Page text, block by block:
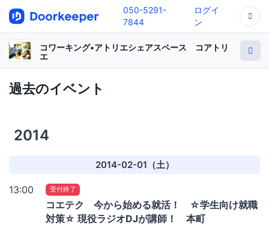
050-5291-
7844
ログイ
ン
コワーキング•アトリエシェアスペース コアトリ
エ
過去のイベント
2014
2014-02-01（土）
13:00 受付終了
コエテク 今から始める就活！ ☆学生向け就職
対策☆ 現役ラジオDJが講師！ 本町